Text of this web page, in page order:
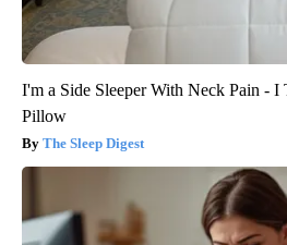
I'm a Side Sleeper With Neck Pain - I
Pillow
The Sleep Digest